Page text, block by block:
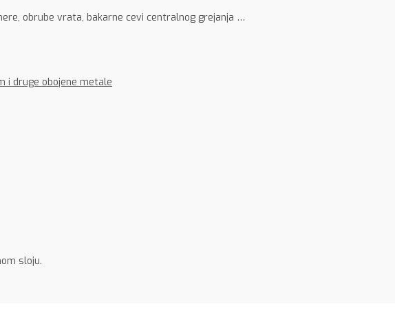
obrube vrata, bakarne cevi centralnog grejanja …
i druge obojene metale
sloju.